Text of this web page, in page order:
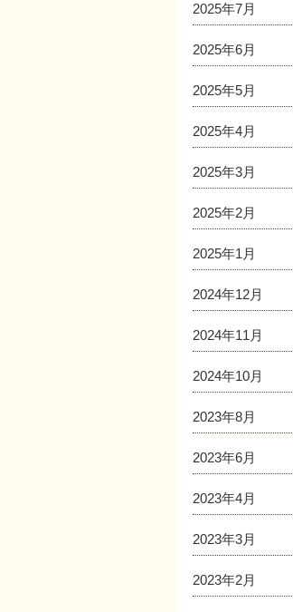
2025年7月
2025年6月
2025年5月
2025年4月
2025年3月
2025年2月
2025年1月
2024年12月
2024年11月
2024年10月
2023年8月
2023年6月
2023年4月
2023年3月
2023年2月